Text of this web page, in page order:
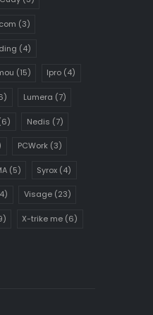
(3)
(4)
(15) Ipro (4)
Lumera (7)
Nedis (7)
PCWork(3)
(5) Syrox (4)
Visage(23)
X-trike me (6)